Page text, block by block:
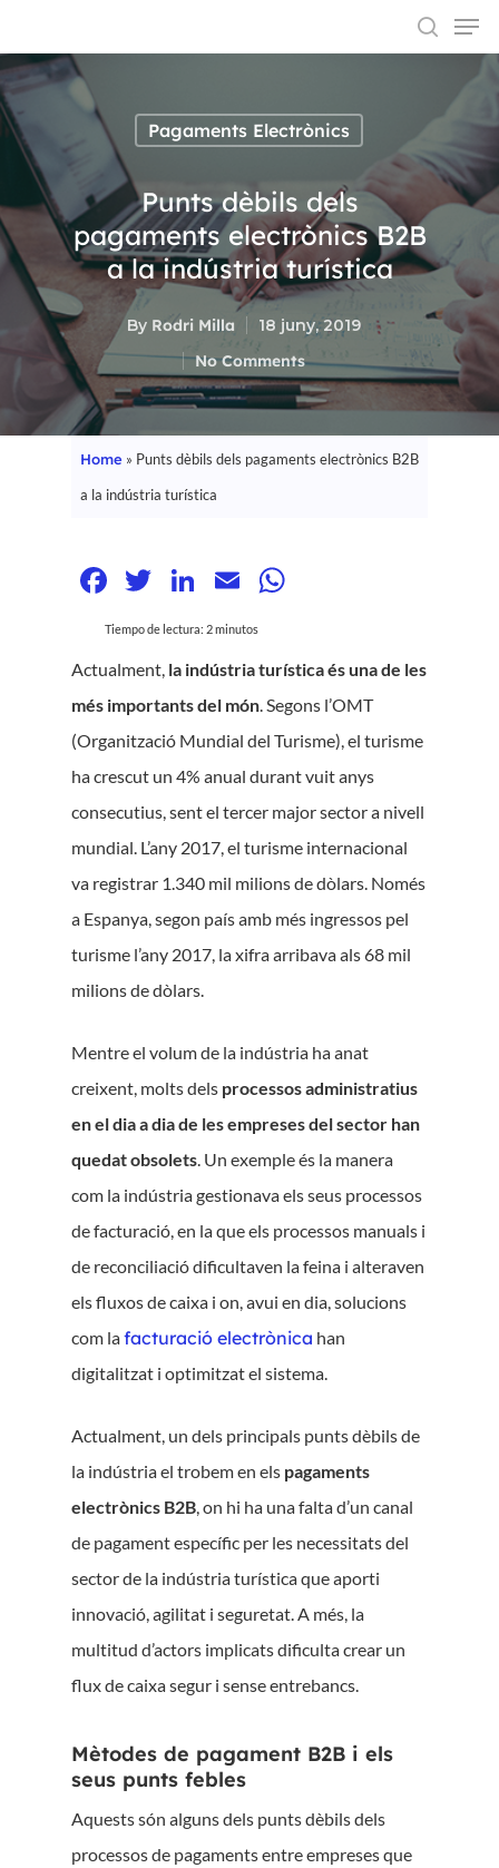
Hit enter to search or ESC to close
Pagaments Electrònics
Punts dèbils dels
pagaments electrònics B2B
a la indústria turística
By Rodri Milla
18 juny, 2019
No Comments
Home » Punts dèbils dels pagaments electrònics B2B
a la indústria turística
Facebook
Twitter
LinkedIn
Email
Tiempo de lectura: 2minutos
Actualment, la indústria turística és una de les
més importants del món. Segons l’OMT
(Organització Mundial del Turisme), el turisme
ha crescut un 4% anual durant vuit anys
consecutius, sent el tercer major sector a nivell
mundial. L’any 2017, el turisme internacional
va registrar 1.340 mil milions de dòlars. Només
a Espanya, segon país amb més ingressos pel
turisme l’any 2017, la xifra arribava als 68 mil
milions de dòlars.
Mentre el volum de la indústria ha anat
creixent, molts dels processos administratius
en el dia a dia de les empreses del sector han
quedat obsolets. Un exemple és la manera
com la indústria gestionava els seus processos
de facturació, en la que els processos manuals i
de reconciliació dificultaven la feina i alteraven
els fluxos de caixa i on, avui en dia, solucions
com lafacturació electrònica han
digitalitzat i optimitzat el sistema.
Actualment, un dels principals punts dèbils de
la indústria el trobem en els pagaments
electrònics B2B, on hi ha una falta d’un canal
de pagament específic per les necessitats del
sector de la indústria turística que aporti
innovació, agilitat i seguretat. A més, la
multitud d’actors implicats dificulta crear un
flux de caixa segur i sense entrebancs.
Mètodes de pagament B2B i els
seus punts febles
Aquests són alguns dels punts dèbils dels
processos de pagaments entre empreses que